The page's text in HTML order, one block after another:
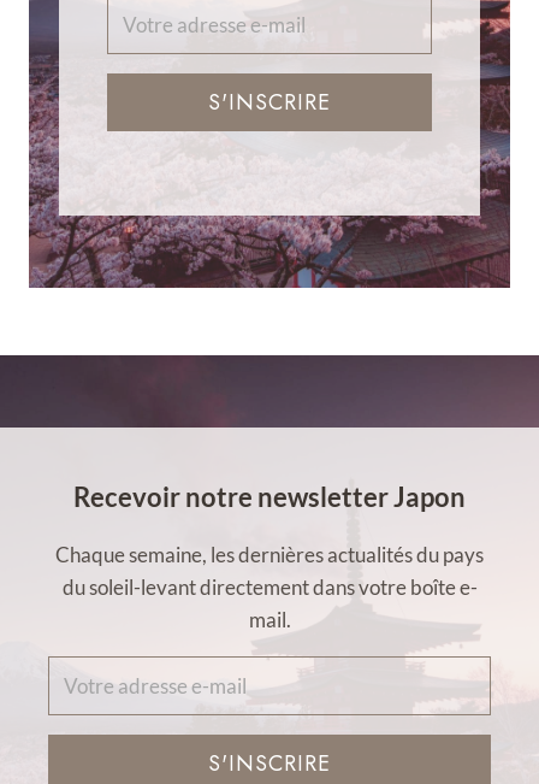
S'INSCRIRE
Recevoir notre newsletter Japon
Chaque semaine, les dernières actualités du pays
du soleil-levant directement dans votre boîte e-
mail.
S'INSCRIRE